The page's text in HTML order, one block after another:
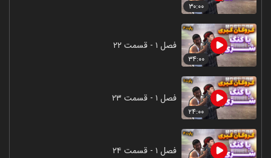
۳۰:۰۰
۳۴:۰۰
فصل ۱ - قسمت ۲۲
۲۴:۰۰
فصل ۱ - قسمت ۲۳
فصل ۱ - قسمت ۲۴